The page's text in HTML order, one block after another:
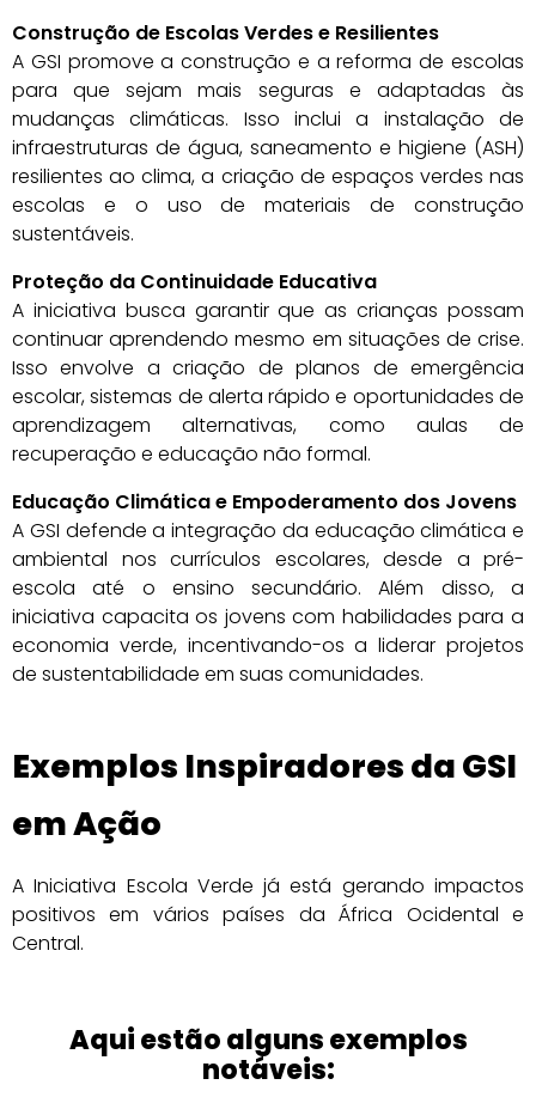
Construção de Escolas Verdes e Resilientes
A GSI promove a construção e a reforma de escolas
para que sejam mais seguras e adaptadas às
mudanças climáticas. Isso inclui a instalação de
infraestruturas de água, saneamento e higiene (ASH)
resilientes ao clima, a criação de espaços verdes nas
escolas e o uso de materiais de construção
sustentáveis.
Proteção da Continuidade Educativa
A iniciativa busca garantir que as crianças possam
continuar aprendendo mesmo em situações de crise.
Isso envolve a criação de planos de emergência
escolar, sistemas de alerta rápido e oportunidades de
aprendizagem alternativas, como aulas de
recuperação e educação não formal.
Educação Climática e Empoderamento dos Jovens
A GSI defende a integração da educação climática e
ambiental nos currículos escolares, desde a pré-
escola até o ensino secundário. Além disso, a
iniciativa capacita os jovens com habilidades para a
economia verde, incentivando-os a liderar projetos
de sustentabilidade em suas comunidades.
Exemplos Inspiradores da GSI
em Ação
A Iniciativa Escola Verde já está gerando impactos
positivos em vários países da África Ocidental e
Central.
Aqui estão alguns exemplos
notáveis: